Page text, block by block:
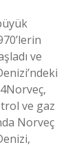
ve
ve gaz
Norveç